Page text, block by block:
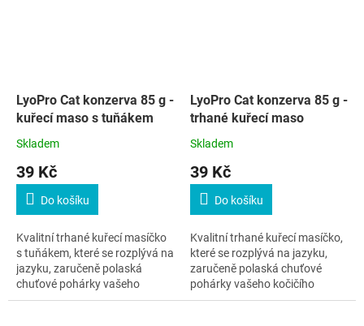
LyoPro Cat konzerva 85 g -
kuřecí maso s tuňákem
Skladem
39 Kč
Do košíku
Kvalitní trhané kuřecí masíčko
s tuňákem, které se rozplývá na
jazyku, zaručeně polaská
chuťové pohárky vašeho
kočičího kamaráda.
LyoPro Cat konzerva 85 g -
trhané kuřecí maso
Skladem
39 Kč
Do košíku
Kvalitní trhané kuřecí masíčko,
které se rozplývá na jazyku,
zaručeně polaská chuťové
pohárky vašeho kočičího
kamaráda.